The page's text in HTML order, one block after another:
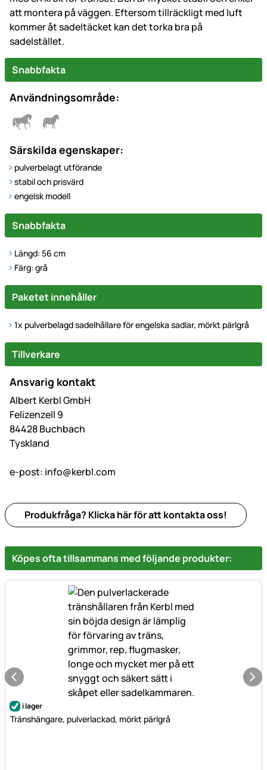
att montera på väggen. Eftersom tillräckligt med luft
kommer åt sadeltäcket kan det torka bra på
sadelstället.
Snabbfakta
Användningsområde:
Särskilda egenskaper:
pulverbelagt utförande
stabil och prisvärd
engelsk modell
Snabbfakta
Längd: 56 cm
Färg: grå
Paketet innehåller
1x pulverbelagd sadelhållare för engelska sadlar, mörkt pärlgrå
Tillverkare
Ansvarig kontakt
Albert Kerbl GmbH
Felizenzell 9
84428 Buchbach
Tyskland
e-post: info@kerbl.com
Produkfråga? Klicka här för att kontakta oss!
Köpes ofta tillsammans med följande produkter:
i lager
Tränshängare, pulverlackad, mörkt pärlgrå